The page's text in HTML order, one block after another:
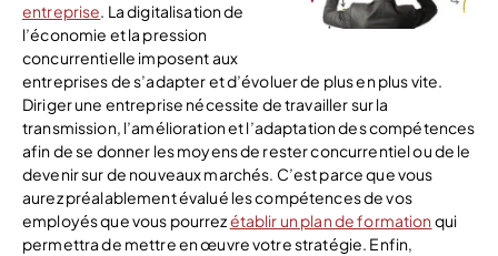
entreprise. La digitalisation de
l’économie et la pression
concurrentielle imposent aux
entreprises de s’adapter et d’évoluer de plus en plus vite.
Diriger une entreprise nécessite de travailler sur la
transmission, l’amélioration et l’adaptation des compétences
afin de se donner les moyens de rester concurrentiel ou de le
devenir sur de nouveaux marchés. C’est parce que vous
aurez préalablement évalué les compétences de vos
employés que vous pourrezétablir un plan de formation qui
permettra de mettre en œuvre votre stratégie. Enfin,